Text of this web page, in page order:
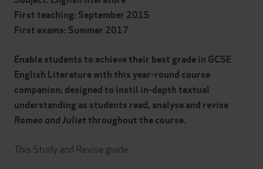
First teaching: September 2015
First exams: Summer 2017
Enablestudents to achieve their best grade in GCSE
English Literature with this year-round course
companion; designed to instil in-depth textual
understanding as students read, analyse and revise
Romeo and Julietthroughout the course.
This Study and Revise guide: